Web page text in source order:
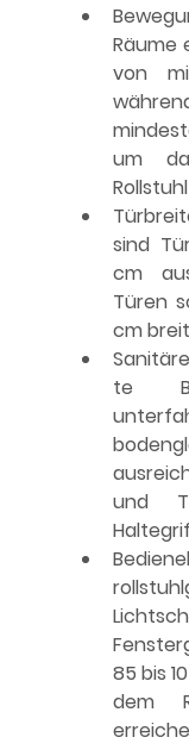
Räume
von
um
sind
cm
Türen
cm
te
und
85 bis
dem